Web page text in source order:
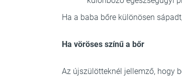
Ha a baba bőre különösen
Ha vöröses színű a bőr
Az újszülötteknél jellemző, hogy